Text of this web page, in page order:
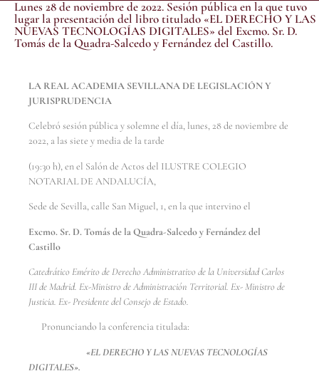
Lunes 28 de noviembre de 2022. Sesión pública en la que tuvo
lugar la presentación del libro titulado «EL DERECHO Y LAS
NUEVAS TECNOLOGÍAS DIGITALES» del Excmo. Sr. D.
Tomás de la Quadra-Salcedo y Fernández del Castillo.
LA REAL ACADEMIA SEVILLANA DE LEGISLACIÓN Y
JURISPRUDENCIA
Celebró sesión pública y solemne el día, lunes, 28 de noviembre de
2022, a las siete y media de la tarde
(19:30 h), en el Salón de Actos del ILUSTRE COLEGIO
NOTARIAL DE ANDALUCÍA,
Sede de Sevilla, calle San Miguel, 1, en la que intervino el
Excmo. Sr. D. Tomás de la Quadra-Salcedo y Fernández del
Castillo
Catedrático Emérito de Derecho Administrativo de la Universidad Carlos
III de Madrid. Ex-Ministro de Administración Territorial. Ex- Ministro de
Justicia. Ex- Presidente del Consejo de Estado.
Pronunciando la conferencia titulada:
«EL DERECHO Y LAS NUEVAS TECNOLOGÍAS
DIGITALES».